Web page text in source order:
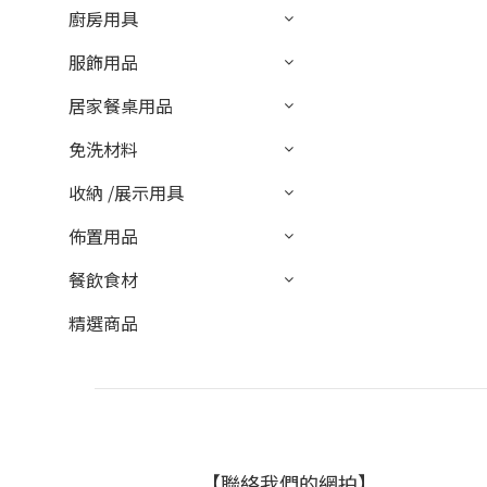
廚房用具
服飾用品
居家餐桌用品
免洗材料
收納 /展示用具
佈置用品
餐飲食材
精選商品